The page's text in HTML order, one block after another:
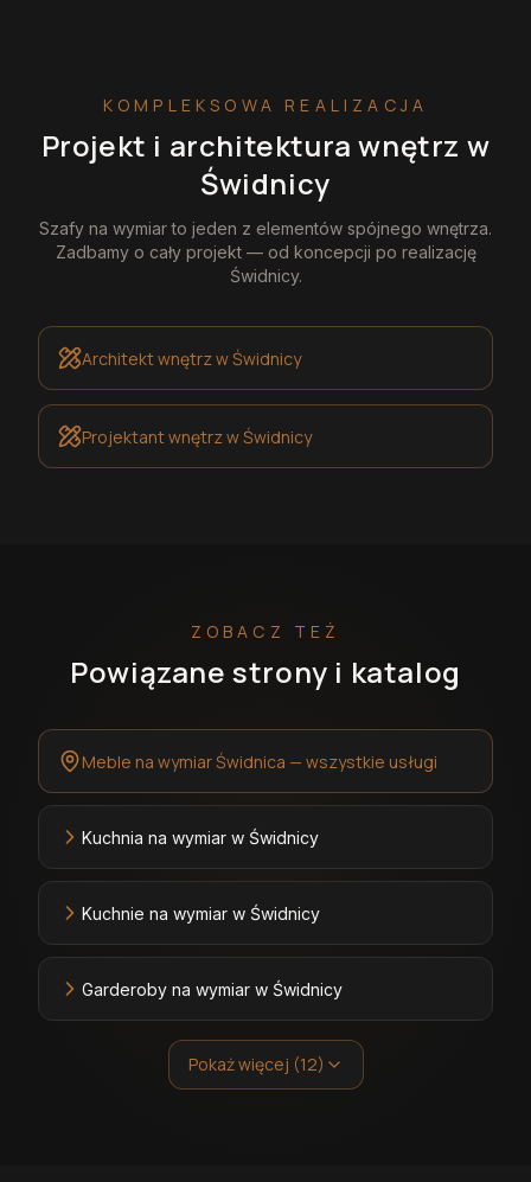
KOMPLEKSOWA REALIZACJA
Projekt i architektura wnętrz w
Świdnicy
Szafy na wymiarto jeden z elementów spójnego wnętrza.
Zadbamy o cały projekt — od koncepcji po realizację
Świdnicy.
Architekt wnętrzw Świdnicy
Projektant wnętrzw Świdnicy
ZOBACZ TEŻ
Powiązane strony i katalog
Meble na wymiar Świdnica — wszystkie usługi
Kuchnia na wymiar w Świdnicy
Kuchnie na wymiar w Świdnicy
Garderoby na wymiar w Świdnicy
Pokaż więcej (12)